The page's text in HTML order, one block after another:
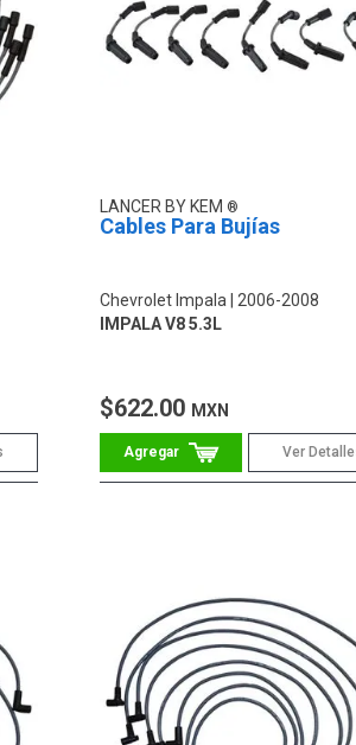
LANCER BY KEM
Cables Para Bujías
Chevrolet Impala
2006-2008
IMPALA V8 5.3L
$622.00 MXN
Ver